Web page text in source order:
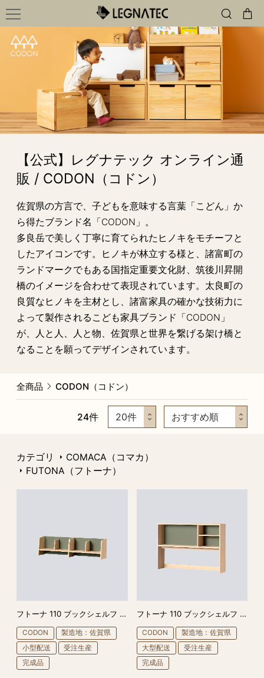
【公式】レグナテック オンライン通
販 / CODON（コドン）
佐賀県の方言で、子どもを意味する言葉「こどん」か
ら得たブランド名「CODON」。
多良岳で美しく丁寧に育てられたヒノキをモチーフと
したアイコンです。ヒノキが林立する様と、諸富町の
ランドマークでもある国指定重要文化財、筑後川昇開
橋のイメージを合わせて表現されています。太良町の
良質なヒノキを主材とし、諸富家具の確かな技術力に
よって製作されるこども家具ブランド「CODON」
が、人と人、人と物、佐賀県と世界を繋げる架け橋と
なることを願ってデザインされています。
全商品 CODON（コドン）
24件
カテゴリ
COMACA（コマカ）
FUTONA（フトーナ）
フトーナ 110 ブックシェルフ ロータイプ
CODON
製造地：佐賀県
小型配送
受注生産
完成品
フトーナ 110 ブックシェルフ ハイタイプ
CODON
製造地：佐賀県
大型配送
受注生産
完成品